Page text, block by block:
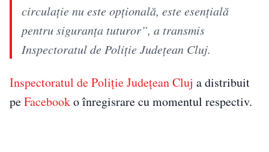
circulație nu este opțională, este esențială
pentru siguranța tuturor”, a transmis
Inspectoratul de Poliție Județean Cluj.
Inspectoratul de Poliție Județean Cluj a distribuit
peFacebooko înregisrare cu momentul respectiv.